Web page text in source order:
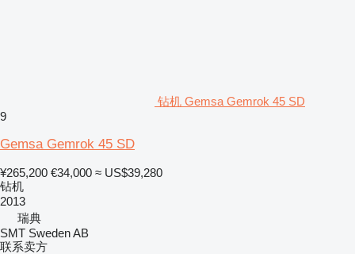
钻机 Gemsa Gemrok 45 SD
9
Gemsa Gemrok 45 SD
¥265,200 €34,000 ≈ US$39,280
钻机
2013
瑞典
SMT Sweden AB
联系卖方